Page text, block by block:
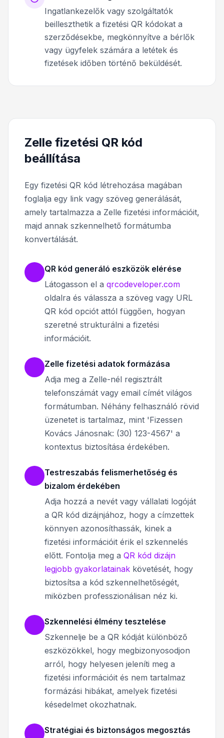
Ingatlankezelők vagy szolgáltatók
beilleszthetik a fizetési QR kódokat a
szerződésekbe, megkönnyítve a bérlők
vagy ügyfelek számára a letétek és
fizetések időben történő beküldését.
Zelle fizetési QR kód
beállítása
Egy fizetési QR kód létrehozása magában
foglalja egy link vagy szöveg generálását,
amely tartalmazza a Zelle fizetési információit,
majd annak szkennelhető formátumba
konvertálását.
QR kód generáló eszközök elérése
Látogasson el a qrcodeveloper.com
oldalra és válassza a szöveg vagy URL
QR kód opciót attól függően, hogyan
szeretné strukturálni a fizetési
információit.
Zelle fizetési adatok formázása
Adja meg a Zelle-nél regisztrált
telefonszámát vagy email címét világos
formátumban. Néhány felhasználó rövid
üzenetet is tartalmaz, mint 'Fizessen
Kovács Jánosnak: (30) 123-4567' a
kontextus biztosítása érdekében.
Testreszabás felismerhetőség és
bizalom érdekében
Adja hozzá a nevét vagy vállalati logóját
a QR kód dizájnjához, hogy a címzettek
könnyen azonosíthassák, kinek a
fizetési információit érik el szkennelés
előtt. Fontolja meg a QR kód dizájn
legjobb gyakorlatainak követését, hogy
biztosítsa a kód szkennelhetőségét,
miközben professzionálisan néz ki.
Szkennelési élmény tesztelése
Szkennelje be a QR kódját különböző
eszközökkel, hogy megbizonyosodjon
arról, hogy helyesen jeleníti meg a
fizetési információit és nem tartalmaz
formázási hibákat, amelyek fizetési
késedelmet okozhatnak.
Stratégiai és biztonságos megosztás